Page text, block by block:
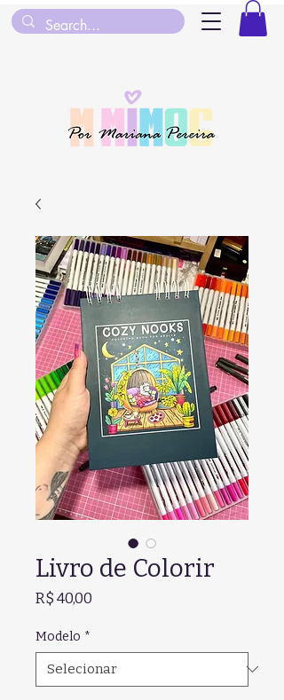
Livro de Colorir
R$ 40,00
Modelo *